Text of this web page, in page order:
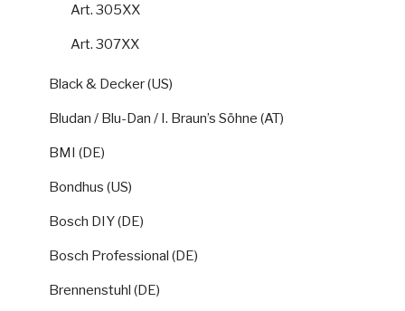
Art. 305XX
Art. 307XX
Black & Decker (US)
Bludan / Blu-Dan / I. Braun’s Söhne (AT)
BMI (DE)
Bondhus (US)
Bosch DIY (DE)
Bosch Professional (DE)
Brennenstuhl (DE)